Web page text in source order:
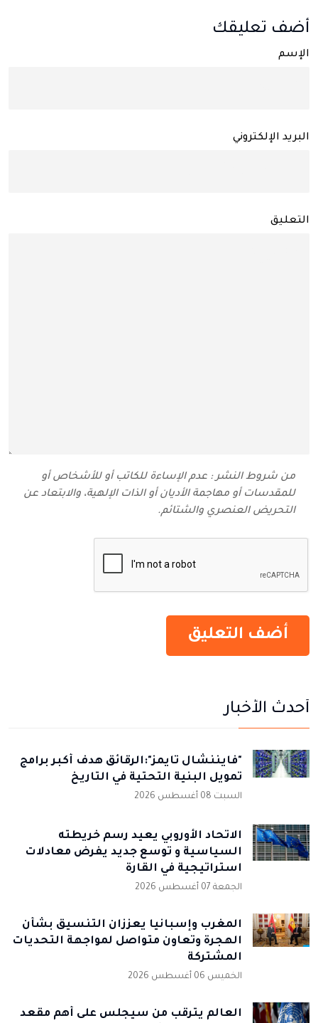
أضف تعليقك
الإسم
البريد الإلكتروني
التعليق
من شروط النشر : عدم الإساءة للكاتب أو للأشخاص أو
للمقدسات أو مهاجمة الأديان أو الذات الإلهية، والابتعاد عن
التحريض العنصري والشتائم‬.
أحدث الأخبار
"فايننشال تايمز":الرقائق هدف أكبر برامج
تمويل البنية التحتية في التاريخ
السبت 08 أغسطس 2026
الاتحاد الأوروبي يعيد رسم خريطته
السياسية و توسع جديد يفرض معادلات
استراتيجية في القارة
الجمعة 07 أغسطس 2026
المغرب وإسبانيا يعززان التنسيق بشأن
الهجرة وتعاون متواصل لمواجهة التحديات
المشتركة
الخميس 06 أغسطس 2026
العالم يترقب من سيجلس على أهم مقعد